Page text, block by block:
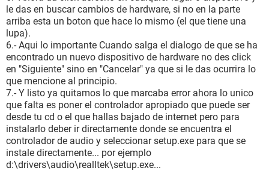
Estado SMART de los discos rígidos OK
Particiones:
C: (NTFS) [ TRIAL VERSION ]
Tamaño total [ TRIAL VERSION ]
Dispositivos de entrada:
Teclado Teclado estándar de 101/102 teclas o Microsoft
Natural PS/2 Keyboard
Mouse Mouse PS/2 de Microsoft
Red:
Dirección IP primaria [ TRIAL VERSION ]
Dirección MAC primaria 00-19-66-64-0F-ED
le das en buscar cambios de hardware, si no en la parte
arriba esta un boton que hace lo mismo (el que tiene una
lupa).
6.- Aqui lo importante Cuando salga el dialogo de que se ha
encontrado un nuevo dispositivo de hardware no des click
en "Siguiente" sino en "Cancelar" ya que si le das ocurrira lo
que mencione al principio.
7.- Y listo ya quitamos lo que marcaba error ahora lo unico
que falta es poner el controlador apropiado que puede ser
desde tu cd o el que hallas bajado de internet pero para
instalarlo deber ir directamente donde se encuentra el
controlador de audio y seleccionar setup.exe para que se
instale directamente... por ejemplo
d:\drivers\audio\realltek\setup.exe...